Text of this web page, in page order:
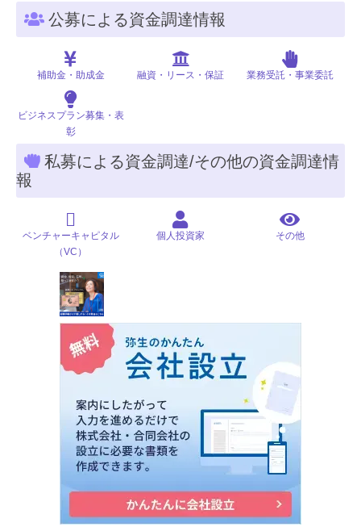
公募による資金調達情報
補助金・助成金 融資・リース・保証 業務受託・事業委託
ビジネスプラン募集・表
彰
私募による資金調達/その他の資金調達情
報
ベンチャーキャピタル
（VC）
個人投資家 その他